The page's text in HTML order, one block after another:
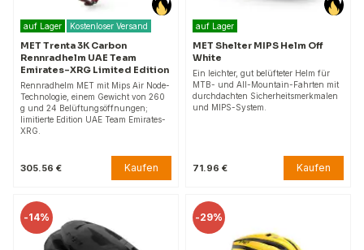
auf Lager Kostenloser Versand
MET Trenta 3K Carbon
Rennradhelm UAE Team
Emirates-XRG Limited Edition
Rennradhelm MET mit Mips Air Node-
Technologie, einem Gewicht von 260
g und 24 Belüftungsöffnungen;
limitierte Edition UAE Team Emirates-
XRG.
305.56 € Kaufen
auf Lager
MET Shelter MIPS Helm Off
White
Ein leichter, gut belüfteter Helm für
MTB- und All-Mountain-Fahrten mit
durchdachten Sicherheitsmerkmalen
und MIPS-System.
71.96 € Kaufen
-14% -29%